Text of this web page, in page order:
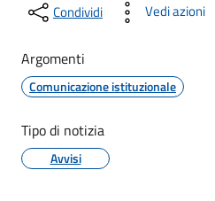
Condividi Vedi azioni
Argomenti
Comunicazione istituzionale
Tipo di notizia
Avvisi